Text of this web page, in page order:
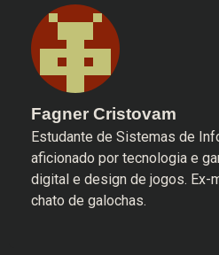
Fagner Cristovam
Estudante de Sistemas de
aficionado por tecnologia e
digital e design de jogos. Ex-
chato de galochas.